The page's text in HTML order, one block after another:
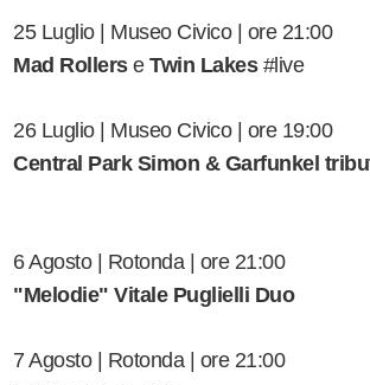
25 Luglio | Museo Civico | ore 21:00
Mad RollerseTwin Lakes#live
26 Luglio | Museo Civico | ore 19:00
Central Park Simon & Garfunkel
6 Agosto | Rotonda | ore 21:00
"Melodie" Vitale Puglielli Duo
7 Agosto | Rotonda | ore 21:00